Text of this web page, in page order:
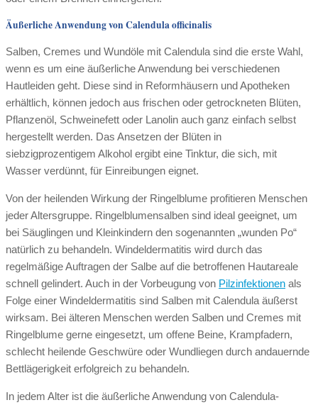
Äußerliche Anwendung von Calendula officinalis
Salben, Cremes und Wundöle mit Calendula sind die erste Wahl,
wenn es um eine äußerliche Anwendung bei verschiedenen
Hautleiden geht. Diese sind in Reformhäusern und Apotheken
erhältlich, können jedoch aus frischen oder getrockneten Blüten,
Pflanzenöl, Schweinefett oder Lanolin auch ganz einfach selbst
hergestellt werden. Das Ansetzen der Blüten in
siebzigprozentigem Alkohol ergibt eine Tinktur, die sich, mit
Wasser verdünnt, für Einreibungen eignet.
Von der heilenden Wirkung der Ringelblume profitieren Menschen
jeder Altersgruppe. Ringelblumensalben sind ideal geeignet, um
bei Säuglingen und Kleinkindern den sogenannten „wunden Po“
natürlich zu behandeln. Windeldermatitis wird durch das
regelmäßige Auftragen der Salbe auf die betroffenen Hautareale
schnell gelindert. Auch in der Vorbeugung von Pilzinfektionen als
Folge einer Windeldermatitis sind Salben mit Calendula äußerst
wirksam. Bei älteren Menschen werden Salben und Cremes mit
Ringelblume gerne eingesetzt, um offene Beine, Krampfadern,
schlecht heilende Geschwüre oder Wundliegen durch andauernde
Bettlägerigkeit erfolgreich zu behandeln.
In jedem Alter ist die äußerliche Anwendung von Calendula-